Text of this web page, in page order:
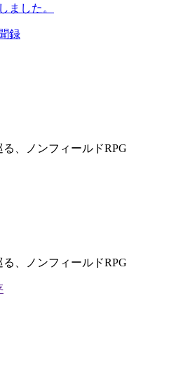
ました。
、ノンフィールドRPG
、ノンフィールドRPG